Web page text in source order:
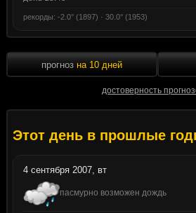
рекорды: -2.0° (1897) · 30.0° (1953)
прогноз на 10 дней
достоверность
Этот день в прошлые
4 сентября 2007, вт
пасмурно возможен дождь